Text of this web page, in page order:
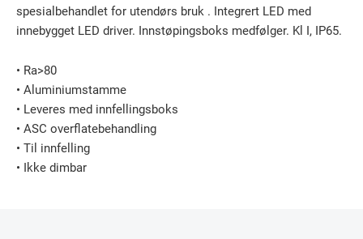
spesialbehandlet for utendørs bruk . Integrert LED med
innebygget LED driver. Innstøpingsboks medfølger. Kl I, IP65.
• Ra>80
• Aluminiumstamme
• Leveres med innfellingsboks
• ASC overflatebehandling
• Til innfelling
• Ikke dimbar